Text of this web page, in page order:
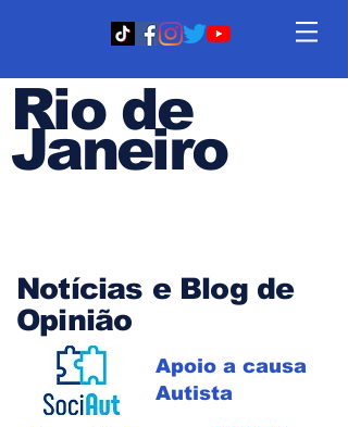
Rio de
Janeiro
Notícias e Blog de
Opinião
Apoio a causa
Autista